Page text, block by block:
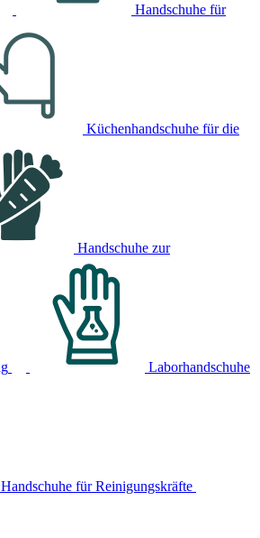
Handschuhe für
Küchenhandschuhe für die
Handschuhe zur
Laborhandschuhe
Handschuhe für Reinigungskräfte